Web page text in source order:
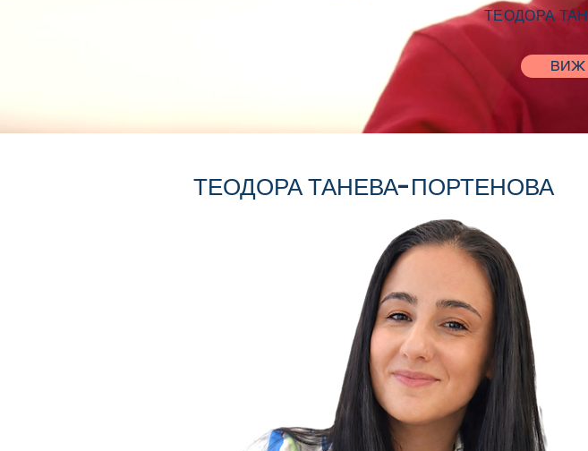
ТЕОДОРА
ВИЖ
ТЕОДОРА ТАНЕВА-ПОРТЕНОВА